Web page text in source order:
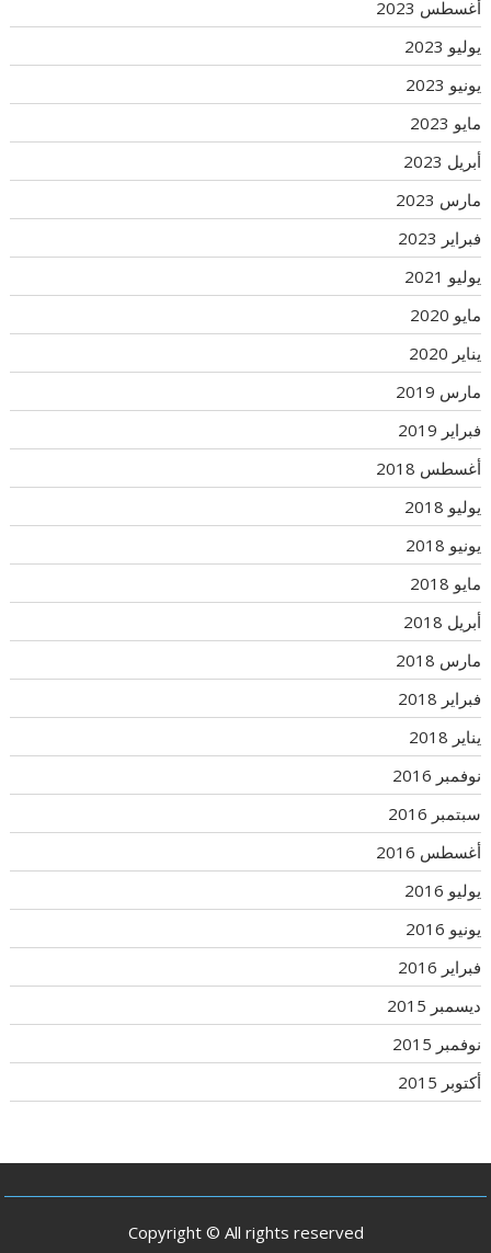
أغسطس 2023
يوليو 2023
يونيو 2023
مايو 2023
أبريل 2023
مارس 2023
فبراير 2023
يوليو 2021
مايو 2020
يناير 2020
مارس 2019
فبراير 2019
أغسطس 2018
يوليو 2018
يونيو 2018
مايو 2018
أبريل 2018
مارس 2018
فبراير 2018
يناير 2018
نوفمبر 2016
سبتمبر 2016
أغسطس 2016
يوليو 2016
يونيو 2016
فبراير 2016
ديسمبر 2015
نوفمبر 2015
أكتوبر 2015
Copyright © All rights reserved